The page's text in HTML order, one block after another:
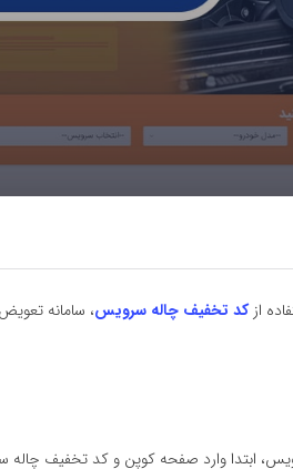
ازکد تخفیف چاله سرویس، سامانه
ابتدا وارد صفحه کوپن و کد تخفیف